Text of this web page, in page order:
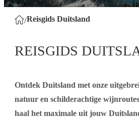
/Reisgids Duitsland
REISGIDS
Ontdek Duitsland met onze
natuur en schilderachtige
haal het maximale uit jouw